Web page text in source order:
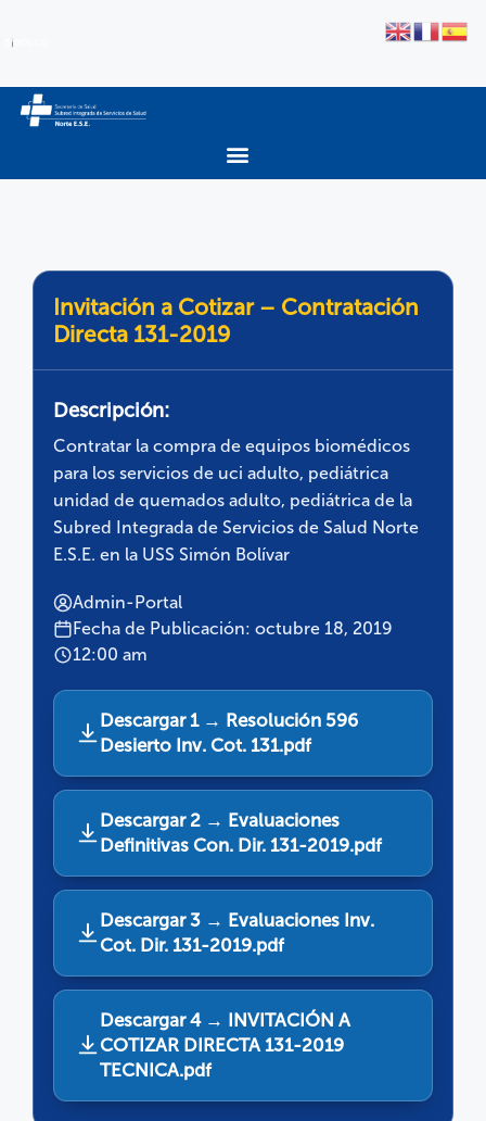
Invitación a Cotizar – Contratación
Directa 131-2019
Descripción:
Contratar la compra de equipos biomédicos
para los servicios de uci adulto, pediátrica
unidad de quemados adulto, pediátrica de la
Subred Integrada de Servicios de Salud Norte
E.S.E. en la USS Simón Bolívar
Admin-Portal
Fecha de Publicación: octubre 18, 2019
12:00 am
Descargar 1 → Resolución 596
Desierto Inv. Cot. 131.pdf
Descargar 2 → Evaluaciones
Definitivas Con. Dir. 131-2019.pdf
Descargar 3 → Evaluaciones Inv.
Cot. Dir. 131-2019.pdf
Descargar 4 → INVITACIÓN A
COTIZAR DIRECTA 131-2019
TECNICA.pdf